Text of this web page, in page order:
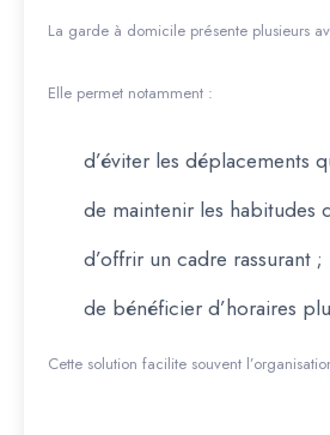
La garde à domicile présente plusieurs
Elle permet notamment :
d’éviter les déplacements
de maintenir les habitudes
d’offrir un cadre rassurant ;
de bénéficier d’horaires
Cette solution facilite souvent